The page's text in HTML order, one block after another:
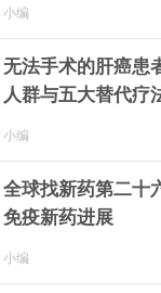
小编
无法手术的肝癌患
人群与五大替代疗
小编
全球找新药第二十
免疫新药进展
小编